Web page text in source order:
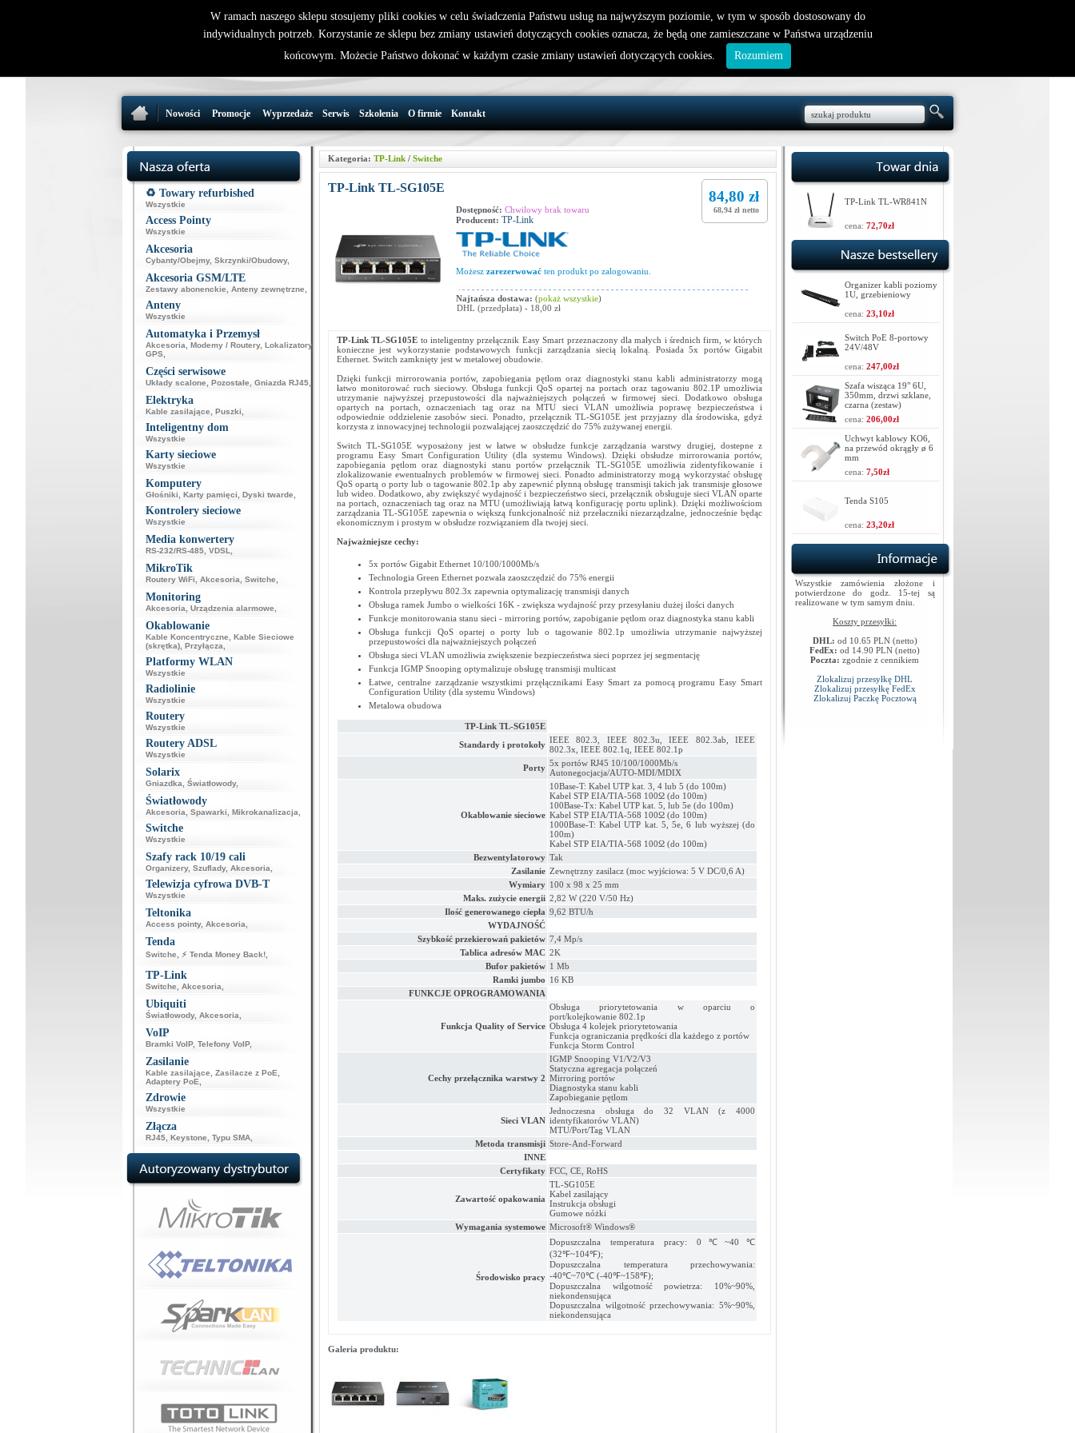
nowy klient
32 721 86 72
support@wirelesslan.com.pl
W koszyku jest 0 produktów(y)
Nowości Promocje Wyprzedaże Serwis Szkolenia O firmie Kontakt
♻️ Towary refurbished
Wszystkie
Access Pointy
Wszystkie
Akcesoria
Cybanty/Obejmy, Skrzynki/Obudowy,
Akcesoria GSM/LTE
Zestawy abonenckie Anteny zewnętrzne
Anteny
Wszystkie
Automatyka i Przemysł
Akcesoria Modemy / Routery, Lokalizatory
GPS,
Części serwisowe
Układy scalone Pozostałe Gniazda RJ45,
Elektryka
Kable zasilające Puszki
Inteligentny dom
Wszystkie
Karty sieciowe
Wszystkie
Komputery
Głośniki Karty pamięci Dyski twarde
Kontrolery sieciowe
Wszystkie
Media konwertery
RS-232/RS-485, VDSL
MikroTik
Routery WiFi Akcesoria Switche
Monitoring
Akcesoria Urządzenia alarmowe
Okablowanie
Kable Koncentryczne
Kable Sieciowe
(skrętka), Przyłącza
Platformy WLAN
Wszystkie
Radiolinie
Wszystkie
Routery
Wszystkie
Routery ADSL
Wszystkie
Solarix
Gniazdka Światłowody,
Światłowody
Akcesoria Spawarki Mikrokanalizacja
Switche
Wszystkie
Szafy rack 10/19 cali
Organizery, Szuflady, Akcesoria
Telewizja cyfrowa DVB-T
Wszystkie
Teltonika
Access pointy, Akcesoria
Tenda
Switche ⚡ Tenda Money Back!,
TP-Link
Switche Akcesoria
Ubiquiti
Światłowody, Akcesoria
VoIP
Bramki VoIP, Telefony VoIP,
Zasilanie
Kable zasilające Zasilacze z PoE
Adaptery PoE
Zdrowie
Wszystkie
Złącza
RJ45, Keystone Typu SMA,
Kategoria: TP-Link / Switche
TP-Link TL-SG105E
84,80 zł
68,94 zł netto
Dostępność: Chwilowy brak towaru
Producent: TP-Link
Możesz zarezerwować ten produkt po zalogowaniu.
Najtańsza dostawa: (pokaż wszystkie)
DHL (przedpłata) - 18,00 zł
TP-Link TL-SG105E to inteligentny przełącznik Easy Smart przeznaczony dla małych i średnich firm, w których
konieczne jest wykorzystanie podstawowych funkcji zarządzania siecią lokalną. Posiada 5x portów Gigabit
Ethernet. Switch zamknięty jest w metalowej obudowie.
Dzięki funkcji mirrorowania portów, zapobiegania pętlom oraz diagnostyki stanu kabli administratorzy mogą
łatwo monitorować ruch sieciowy. Obsługa funkcji QoS opartej na portach oraz tagowaniu 802.1P umożliwia
utrzymanie najwyższej przepustowości dla najważniejszych połączeń w firmowej sieci. Dodatkowo obsługa
opartych na portach, oznaczeniach tag oraz na MTU sieci VLAN umożliwia poprawę bezpieczeństwa i
odpowiednie oddzielenie zasobów sieci. Ponadto, przełącznik TL-SG105E jest przyjazny dla środowiska, gdyż
korzysta z innowacyjnej technologii pozwalającej zaoszczędzić do 75% zużywanej energii.
Switch TL-SG105E wyposażony jest w łatwe w obsłudze funkcje zarządzania warstwy drugiej, dostepne z
programu Easy Smart Configuration Utility (dla systemu Windows). Dzięki obsłudze mirrorowania portów,
zapobiegania pętlom oraz diagnostyki stanu portów przełącznik TL-SG105E umożliwia zidentyfikowanie i
zlokalizowanie ewentualnych problemów w firmowej sieci. Ponadto administratorzy mogą wykorzystać obsługę
QoS opartą o porty lub o tagowanie 802.1p aby zapewnić płynną obsługę transmisji takich jak transmisje głosowe
lub wideo. Dodatkowo, aby zwiększyć wydajność i bezpieczeństwo sieci, przełącznik obsługuje sieci VLAN oparte
na portach, oznaczeniach tag oraz na MTU (umożliwiają łatwą konfigurację portu uplink). Dzięki możliwościom
zarządzania TL-SG105E zapewnia o większą funkcjonalność niż przełaczniki niezarządzalne, jednocześnie będąc
ekonomicznym i prostym w obsłudze rozwiązaniem dla twojej sieci.
Najważniejsze cechy:
5x portów Gigabit Ethernet 10/100/1000Mb/s
Technologia Green Ethernet pozwala zaoszczędzić do 75% energii
Kontrola przepływu 802.3x zapewnia optymalizację transmisji danych
Obsługa ramek Jumbo o wielkości 16K - zwiększa wydajność przy przesyłaniu dużej ilości danych
Funkcje monitorowania stanu sieci - mirroring portów, zapobiganie pętlom oraz diagnostyka stanu kabli
Obsługa funkcji QoS opartej o porty lub o tagowanie 802.1p umożliwia utrzymanie najwyższej
przepustowości dla najważniejszych połączeń
Obsługa sieci VLAN umożliwia zwiększenie bezpieczeństwa sieci poprzez jej segmentację
Funkcja IGMP Snooping optymalizuje obsługę transmisji multicast
Łatwe, centralne zarządzanie wszystkimi przęłącznikami Easy Smart za pomocą programu Easy Smart
Configuration Utility (dla systemu Windows)
Metalowa obudowa
TP-Link TL-SG105E
Standardy i protokoły IEEE 802.3, IEEE 802.3u, IEEE 802.3ab, IEEE
802.3x, IEEE 802.1q, IEEE 802.1p
Porty 5x portów RJ45 10/100/1000Mb/s
Autonegocjacja/AUTO-MDI/MDIX
Okablowanie sieciowe
10Base-T: Kabel UTP kat. 3, 4 lub 5 (do 100m)
Kabel STP EIA/TIA-568 100Ω (do 100m)
100Base-Tx: Kabel UTP kat. 5, lub 5e (do 100m)
Kabel STP EIA/TIA-568 100Ω (do 100m)
1000Base-T: Kabel UTP kat. 5, 5e, 6 lub wyższej (do
100m)
Kabel STP EIA/TIA-568 100Ω (do 100m)
Bezwentylatorowy Tak
Zasilanie Zewnętrzny zasilacz (moc wyjściowa: 5 V DC/0,6 A)
Wymiary 100 x 98 x 25 mm
Maks. zużycie energii 2,82 W (220 V/50 Hz)
Ilość generowanego ciepła 9,62 BTU/h
WYDAJNOŚĆ
Szybkość przekierowań pakietów 7,4 Mp/s
Tablica adresów MAC 2K
Bufor pakietów 1 Mb
Ramki jumbo 16 KB
FUNKCJE OPROGRAMOWANIA
Funkcja Quality of Service
Obsługa priorytetowania w oparciu o
port/kolejkowanie 802.1p
Obsługa 4 kolejek priorytetowania
Funkcja ograniczania prędkości dla każdego z portów
Funkcja Storm Control
Cechy przełącznika warstwy 2
IGMP Snooping V1/V2/V3
Statyczna agregacja połączeń
Mirroring portów
Diagnostyka stanu kabli
Zapobieganie pętlom
Sieci VLAN
Jednoczesna obsługa do 32 VLAN (z 4000
identyfikatorów VLAN)
MTU/Port/Tag VLAN
Metoda transmisji Store-And-Forward
INNE
Certyfikaty FCC, CE, RoHS
Zawartość opakowania
TL-SG105E
Kabel zasilający
Instrukcja obsługi
Gumowe nóżki
Wymagania systemowe Microsoft® Windows®
Środowisko pracy
Dopuszczalna temperatura pracy: 0℃~40℃
(32℉~104℉);
Dopuszczalna temperatura przechowywania:
-40℃~70℃ (-40℉~158℉);
Dopuszczalna wilgotność powietrza: 10%~90%,
niekondensująca
Dopuszczalna wilgotność przechowywania: 5%~90%,
niekondensująca
Galeria produktu:
TP-Link TL-WR841N
cena: 72,70zł
Organizer kabli poziomy
1U, grzebieniowy
cena: 23,10zł
Switch PoE 8-portowy
24V/48V
cena: 247,00zł
Szafa wisząca 19" 6U,
350mm, drzwi szklane,
czarna (zestaw)
cena: 206,00zł
Uchwyt kablowy KO6,
na przewód okrągły ø 6
mm
cena: 7,50zł
Tenda S105
cena: 23,20zł
Wszystkie zamówienia złożone i
potwierdzone do godz. 15-tej są
realizowane w tym samym dniu.
Koszty przesyłki:
DHL: od 10.65 PLN (netto)
FedEx: od 14.90 PLN (netto)
Poczta: zgodnie z cennikiem
Zlokalizuj przesyłkę DHL
Zlokalizuj przesyłkę FedEx
Zlokalizuj Paczkę Pocztową
W ramach naszego sklepu stosujemy pliki cookies w celu świadczenia Państwu usług na najwyższym poziomie, w tym w sposób dostosowany do
indywidualnych potrzeb. Korzystanie ze sklepu bez zmiany ustawień dotyczących cookies oznacza, że będą one zamieszczane w Państwa urządzeniu
końcowym. Możecie Państwo dokonać w każdym czasie zmiany ustawień dotyczących cookies.
Rozumiem